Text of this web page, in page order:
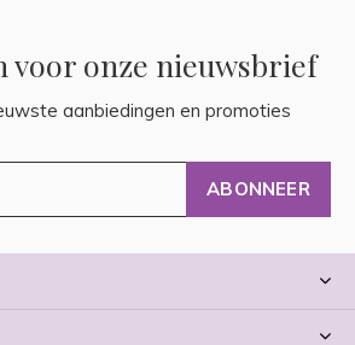
voor onze nieuwsbrief
aanbiedingen en promoties
ABONNEER